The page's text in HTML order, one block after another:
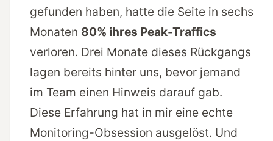
gefunden haben, hatte die Seite in sechs
Monaten 80% ihres Peak-Traffics
verloren. Drei Monate dieses Rückgangs
lagen bereits hinter uns, bevor jemand
im Team einen Hinweis darauf gab.
Diese Erfahrung hat in mir eine echte
Monitoring-Obsession ausgelöst. Und